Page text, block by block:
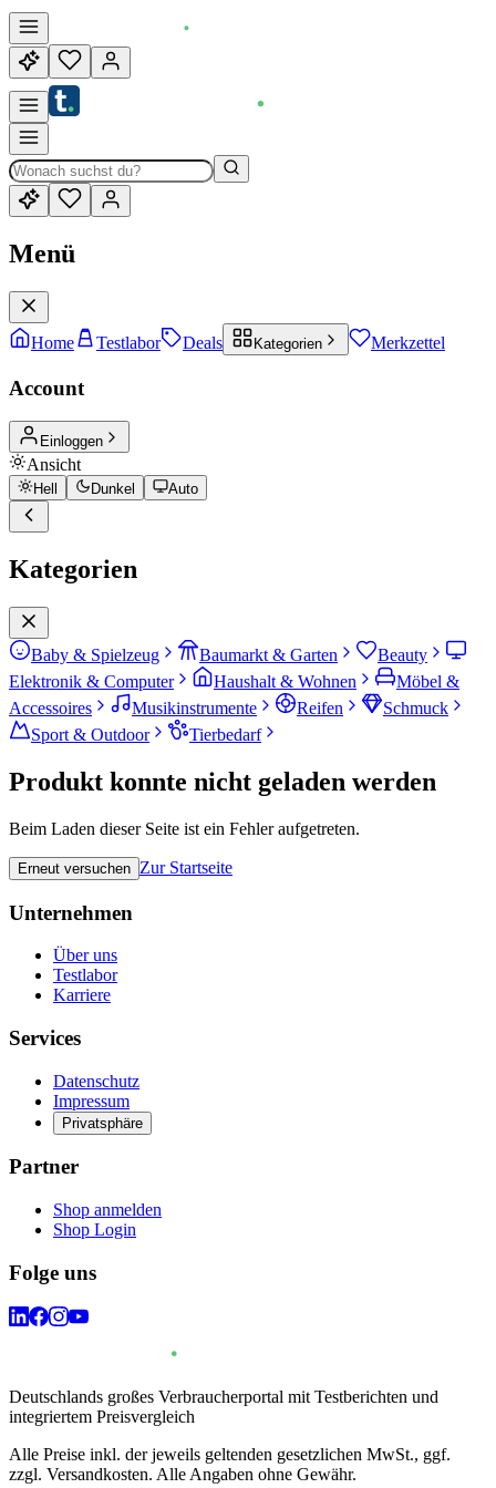
Menü
Home Testlabor Deals Kategorien Merkzettel
Account
Einloggen
Ansicht
Hell Dunkel Auto
Kategorien
Baby & Spielzeug Baumarkt & Garten
Beauty
Elektronik & Computer
Haushalt & Wohnen
Möbel &
Accessoires
Musikinstrumente Reifen
Schmuck
Sport & Outdoor
Tierbedarf
Produkt konnte nicht geladen werden
Beim Laden dieser Seite ist ein Fehler aufgetreten.
Erneut versuchen Zur Startseite
Unternehmen
Über uns
Testlabor
Karriere
Services
Datenschutz
Impressum
Privatsphäre
Partner
Shop anmelden
Shop Login
Folge uns
Deutschlands großes Verbraucherportal mit Testberichten und
integriertem Preisvergleich
Alle Preise inkl. der jeweils geltenden gesetzlichen MwSt., ggf.
zzgl. Versandkosten. Alle Angaben ohne Gewähr.